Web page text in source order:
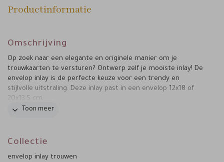
Productinformatie
Omschrijving
Op zoek naar een elegante en originele manier om je
trouwkaarten te versturen? Ontwerp zelf je mooiste inlay! De
envelop inlay is de perfecte keuze voor een trendy en
stijlvolle uitstraling. Deze inlay past in een envelop 12x18 of
20x13.5 cm.
Toon meer
Collectie
envelop inlay trouwen